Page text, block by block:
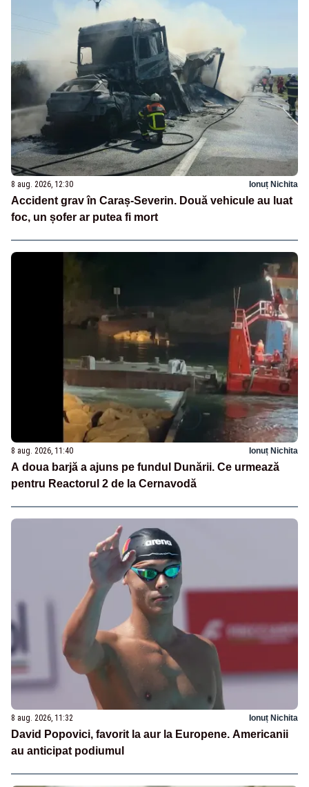
8 aug. 2026, 12:30 Ionuț Nichita
Accident grav în Caraș-Severin. Două vehicule au luat
foc, un șofer ar putea fi mort
8 aug. 2026, 11:40 Ionuț Nichita
A doua barjă a ajuns pe fundul Dunării. Ce urmează
pentru Reactorul 2 de la Cernavodă
8 aug. 2026, 11:32 Ionuț Nichita
David Popovici, favorit la aur la Europene. Americanii
au anticipat podiumul